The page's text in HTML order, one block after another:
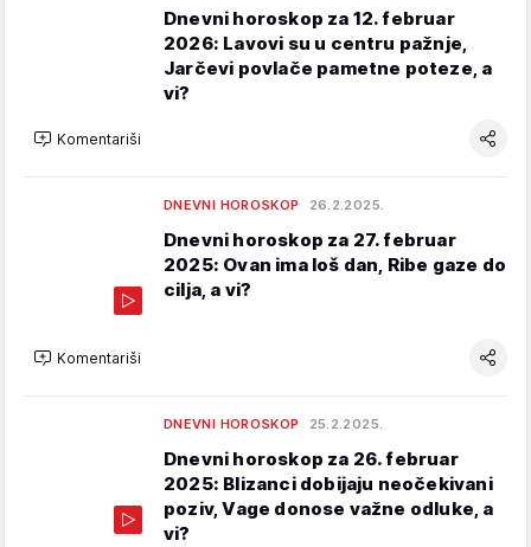
Dnevni horoskop za 12. februar
2026: Lavovi su u centru pažnje,
Jarčevi povlače pametne poteze, a
vi?
Komentariši
DNEVNI HOROSKOP 26.2.2025.
Dnevni horoskop za 27. februar
2025: Ovan ima loš dan, Ribe gaze do
cilja, a vi?
Komentariši
DNEVNI HOROSKOP 25.2.2025.
Dnevni horoskop za 26. februar
2025: Blizanci dobijaju neočekivani
poziv, Vage donose važne odluke, a
vi?